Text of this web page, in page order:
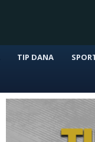
TIP DANA